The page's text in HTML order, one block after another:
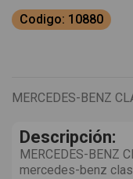
Codigo: 10880
MERCEDES-BENZ
Descripción:
MERCEDES-BENZ
mercedes-benz